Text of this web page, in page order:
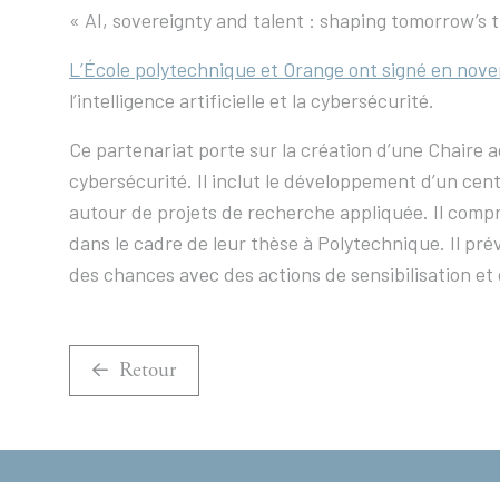
« AI, sovereignty and talent : shaping
L’École polytechnique et Orange ont signé en
l’intelligence artificielle et la cybersécurité.
Ce partenariat porte sur la création d’une Chaire
cybersécurité. Il inclut le développement d’un
autour de projets de recherche appliquée. Il
dans le cadre de leur thèse à Polytechnique. Il
des chances avec des actions de sensibilisation
Retour